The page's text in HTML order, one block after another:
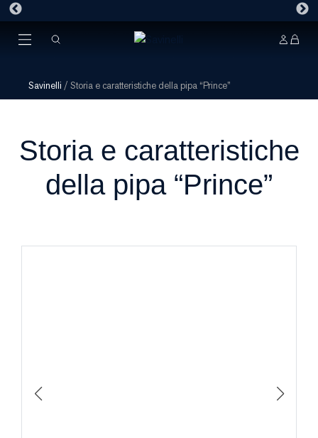
Savinelli / Storia e caratteristiche della pipa “Prince”
Storia e caratteristiche
della pipa “Prince”